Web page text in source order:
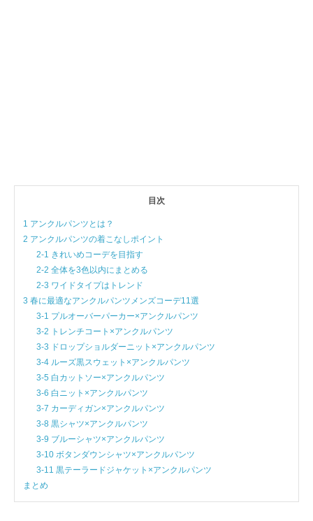
目次
1 アンクルパンツとは？
2 アンクルパンツの着こなしポイント
2-1 きれいめコーデを目指す
2-2 全体を3色以内にまとめる
2-3 ワイドタイプはトレンド
3 春に最適なアンクルパンツメンズコーデ11選
3-1 プルオーバーパーカー×アンクルパンツ
3-2 トレンチコート×アンクルパンツ
3-3 ドロップショルダーニット×アンクルパンツ
3-4 ルーズ黒スウェット×アンクルパンツ
3-5 白カットソー×アンクルパンツ
3-6 白ニット×アンクルパンツ
3-7 カーディガン×アンクルパンツ
3-8 黒シャツ×アンクルパンツ
3-9 ブルーシャツ×アンクルパンツ
3-10 ボタンダウンシャツ×アンクルパンツ
3-11 黒テーラードジャケット×アンクルパンツ
まとめ